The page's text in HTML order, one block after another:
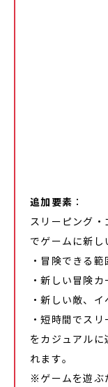
追加要素 ：
スリーピング・
でゲームに新し
・冒険できる範
・新しい冒険カ
・新しい敵、
・短時間でス
をカジュアル
れます。
※ゲームを遊ぶ